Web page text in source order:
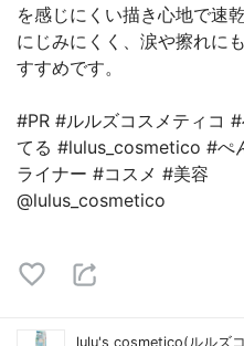
を感じにくい描き心地で速
にじみにくく、涙や擦れに
すすめです。
#PR #ルルズコスメティコ
てる #lulus_cosmetico #ぺ
ライナー #コスメ #美容
@lulus_cosmetico
lulu's cosmetico(ルルズ